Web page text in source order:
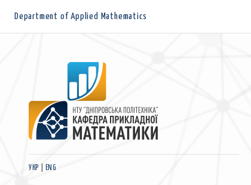
Department of Applied Mathematics
УКР ENG